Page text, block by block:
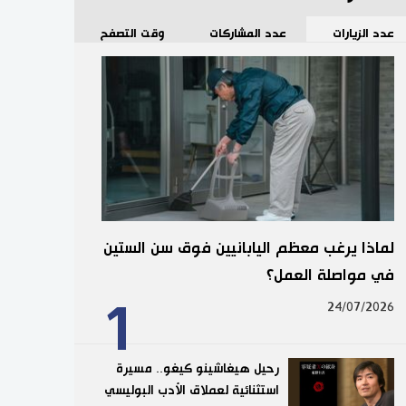
عدد الزيارات عدد المشاركات وقت التصفح
1
لماذا يرغب معظم اليابانيين فوق سن الستين
في مواصلة العمل؟
24/07/2026
رحيل هيغاشينو كيغو.. مسيرة
استثنائية لعملاق الأدب البوليسي